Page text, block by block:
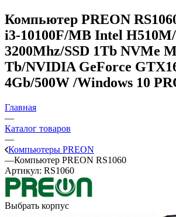
Компьютер PREON
i3-10100F/MB Intel
3200Mhz/SSD 1Tb NVMe
Tb/NVIDIA GeForce
4Gb/500W /Windows 10
Главная
—
Каталог товаров
—
Компьютеры PREON
—Компьютер PREON RS1060
Артикул: RS1060
Выбрать корпус